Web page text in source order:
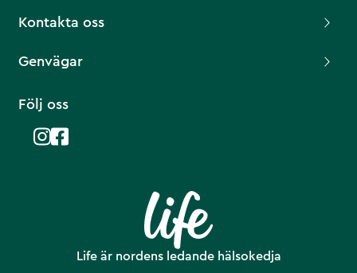
Life är nordens ledande hälsokedja
Kontakta oss
Genvägar
Följ oss